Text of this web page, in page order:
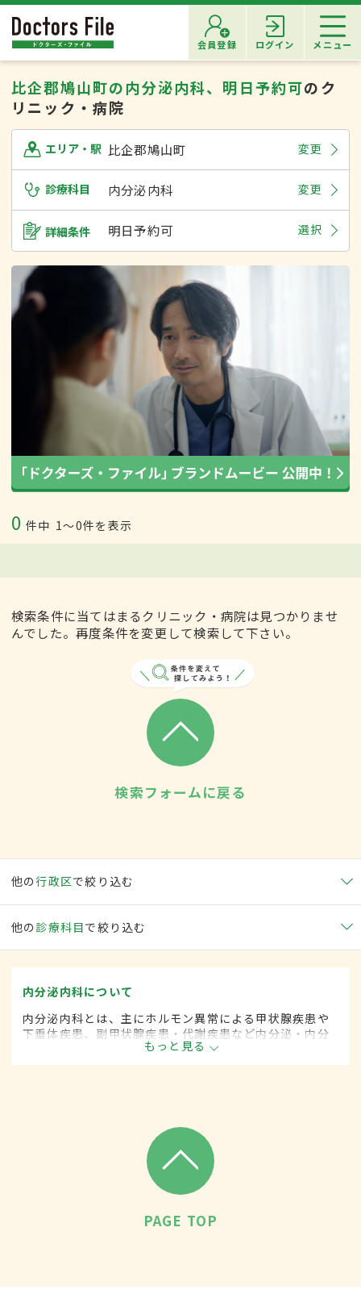
会員登録 ログイン メニュー
比企郡鳩山町の内分泌内科、明日予約可のク
リニック・病院
エリア・駅 比企郡鳩山町 変更
診療科目 内分泌内科 変更
詳細条件 明日予約可 選択
0 件中 1〜0件を表示
検索条件に当てはまるクリニック・病院は見つかりませ
んでした。再度条件を変更して検索して下さい。
検索フォームに戻る
他の行政区で絞り込む
他の 診療科目で絞り込む
内分泌内科について
内分泌内科とは、主にホルモン異常による甲状腺疾患や
下垂体疾患、副甲状腺疾患・代謝疾患など内分泌・内分
泌器に関係する疾患を専門的に取り扱う内科の一領域で
す。
もっと見る
PAGE TOP